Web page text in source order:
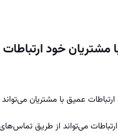
ارتباطات عمیق با مشتریان
می‌تواند از طریق